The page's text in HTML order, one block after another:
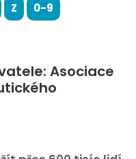
Z 0-9
Asociace